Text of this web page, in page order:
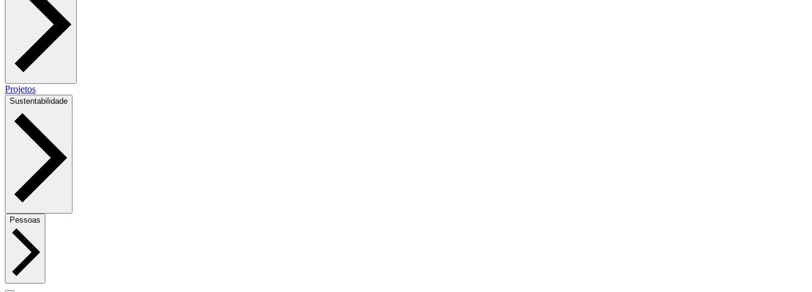
Projetos
Sustentabilidade
Pessoas